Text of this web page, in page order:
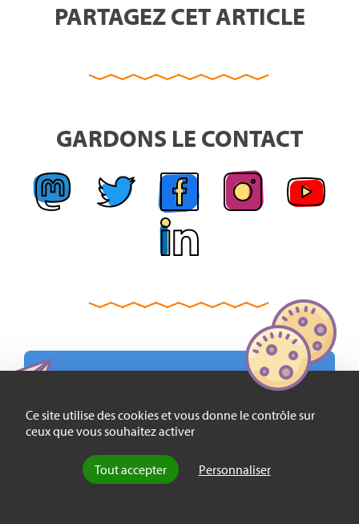
Ce site utilise des cookies et vous donne le contrôle sur
ceux que vous souhaitez activer
Tout accepter Personnaliser
PARTAGEZ CET ARTICLE
GARDONS LE CONTACT
NEWSLETTER HEBDOMADAIRE :